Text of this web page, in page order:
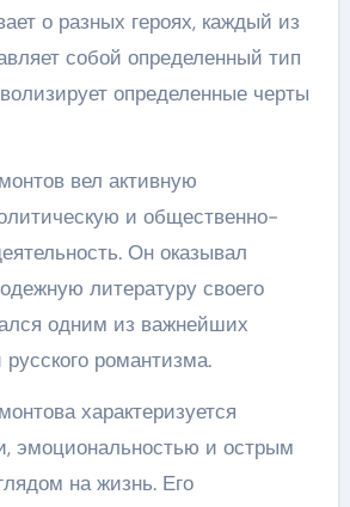
о разных героях, каждый из
собой определенный тип
определенные черты
вел активную
и общественно-
Он оказывал
литературу своего
одним из важнейших
романтизма.
характеризуется
эмоциональностью и острым
на жизнь. Его